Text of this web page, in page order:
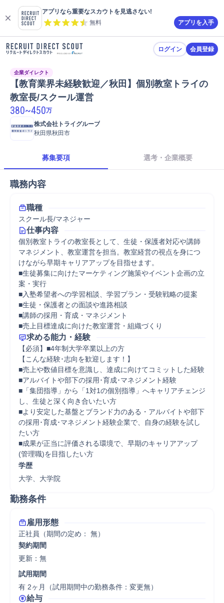
アプリなら重要なスカウトを見逃さない!
無料
アプリを入手
ログイン 会員登録
企業ダイレクト
【教育業界未経験歓迎／秋田】個別教室トライの
教室長/スクール運営
380~450万
株式会社トライグループ
秋田県秋田市
募集要項 選考・企業概要
職務内容
職種
スクール長/マネジャー
仕事内容
個別教室トライの教室長として、生徒・保護者対応や講師
マネジメント、教室運営を担当。教室経営の視点を身につ
けながら早期キャリアアップを目指せます。
■生徒募集に向けたマーケティング施策やイベント企画の立
案・実行
■入塾希望者への学習相談、学習プラン・受験戦略の提案
■生徒・保護者との面談や進路相談
■講師の採用・育成・マネジメント
■売上目標達成に向けた教室運営・組織づくり
求める能力・経験
【必須】■4年制大学卒業以上の方
【こんな経験･志向を歓迎します！】
■売上や数値目標を意識し、達成に向けてコミットした経験
■アルバイトや部下の採用･育成･マネジメント経験
■「集団指導」から「1対1の個別指導」へキャリアチェンジ
し、生徒と深く向き合いたい方
■より安定した基盤とブランド力のある・アルバイトや部下
の採用･育成･マネジメント経験企業で、自身の経験を試し
たい方
■成果が正当に評価される環境で、早期のキャリアアップ
(管理職)を目指したい方
学歴
大学、大学院
勤務条件
雇用形態
正社員（期間の定め： 無）
契約期間
更新：無
試用期間
有 2ヶ月（試用期間中の勤務条件：変更無）
給与